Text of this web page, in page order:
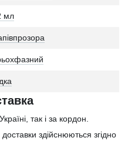
мл
так і за кордон.
здійснюються згідно